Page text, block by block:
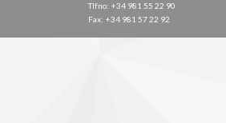
Tlfno: +34 981 55 22 90
Fax: +34 981 57 22 92